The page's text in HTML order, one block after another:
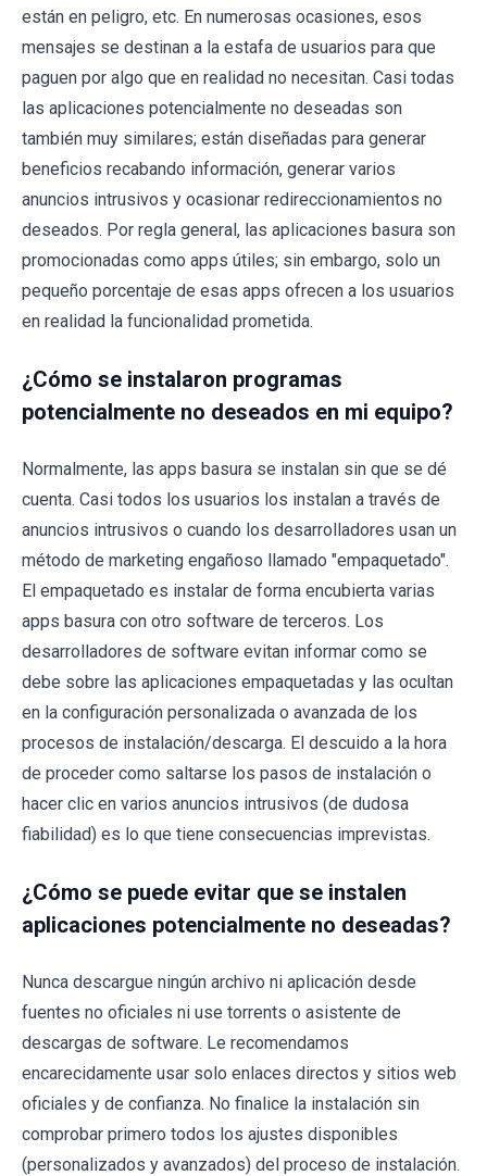
están en peligro, etc. En numerosas ocasiones, esos
mensajes se destinan a la estafa de usuarios para que
paguen por algo que en realidad no necesitan. Casi todas
las aplicaciones potencialmente no deseadas son
también muy similares; están diseñadas para generar
beneficios recabando información, generar varios
anuncios intrusivos y ocasionar redireccionamientos no
deseados. Por regla general, las aplicaciones basura son
promocionadas como apps útiles; sin embargo, solo un
pequeño porcentaje de esas apps ofrecen a los usuarios
en realidad la funcionalidad prometida.
¿Cómo se instalaron programas
potencialmente no deseados en mi equipo?
Normalmente, las apps basura se instalan sin que se dé
cuenta. Casi todos los usuarios los instalan a través de
anuncios intrusivos o cuando los desarrolladores usan un
método de marketing engañoso llamado "empaquetado".
El empaquetado es instalar de forma encubierta varias
apps basura con otro software de terceros. Los
desarrolladores de software evitan informar como se
debe sobre las aplicaciones empaquetadas y las ocultan
en la configuración personalizada o avanzada de los
procesos de instalación/descarga. El descuido a la hora
de proceder como saltarse los pasos de instalación o
hacer clic en varios anuncios intrusivos (de dudosa
fiabilidad) es lo que tiene consecuencias imprevistas.
¿Cómo se puede evitar que se instalen
aplicaciones potencialmente no deseadas?
Nunca descargue ningún archivo ni aplicación desde
fuentes no oficiales ni use torrents o asistente de
descargas de software. Le recomendamos
encarecidamente usar solo enlaces directos y sitios web
oficiales y de confianza. No finalice la instalación sin
comprobar primero todos los ajustes disponibles
(personalizados y avanzados) del proceso de instalación.